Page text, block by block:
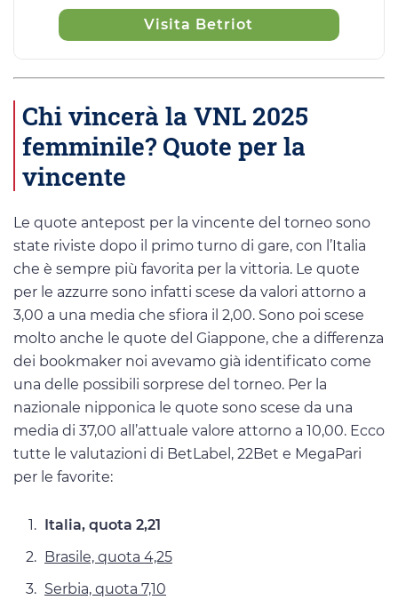
Visita Betriot
Chi vincerà la VNL 2025
femminile? Quote per la
vincente
Le quote antepost per la vincente del torneo sono
state riviste dopo il primo turno di gare, con l’Italia
che è sempre più favorita per la vittoria. Le quote
per le azzurre sono infatti scese da valori attorno a
3,00 a una media che sfiora il 2,00. Sono poi scese
molto anche le quote del Giappone, che a differenza
dei bookmaker noi avevamo già identificato come
una delle possibili sorprese del torneo. Per la
nazionale nipponica le quote sono scese da una
media di 37,00 all’attuale valore attorno a 10,00. Ecco
tutte le valutazioni di BetLabel, 22Bet e MegaPari
per le favorite:
Italia, quota 2,21
Brasile, quota 4,25
Serbia, quota 7,10